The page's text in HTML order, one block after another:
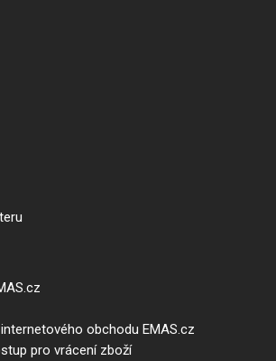
obchodu EMAS.cz
pro vrácení zboží